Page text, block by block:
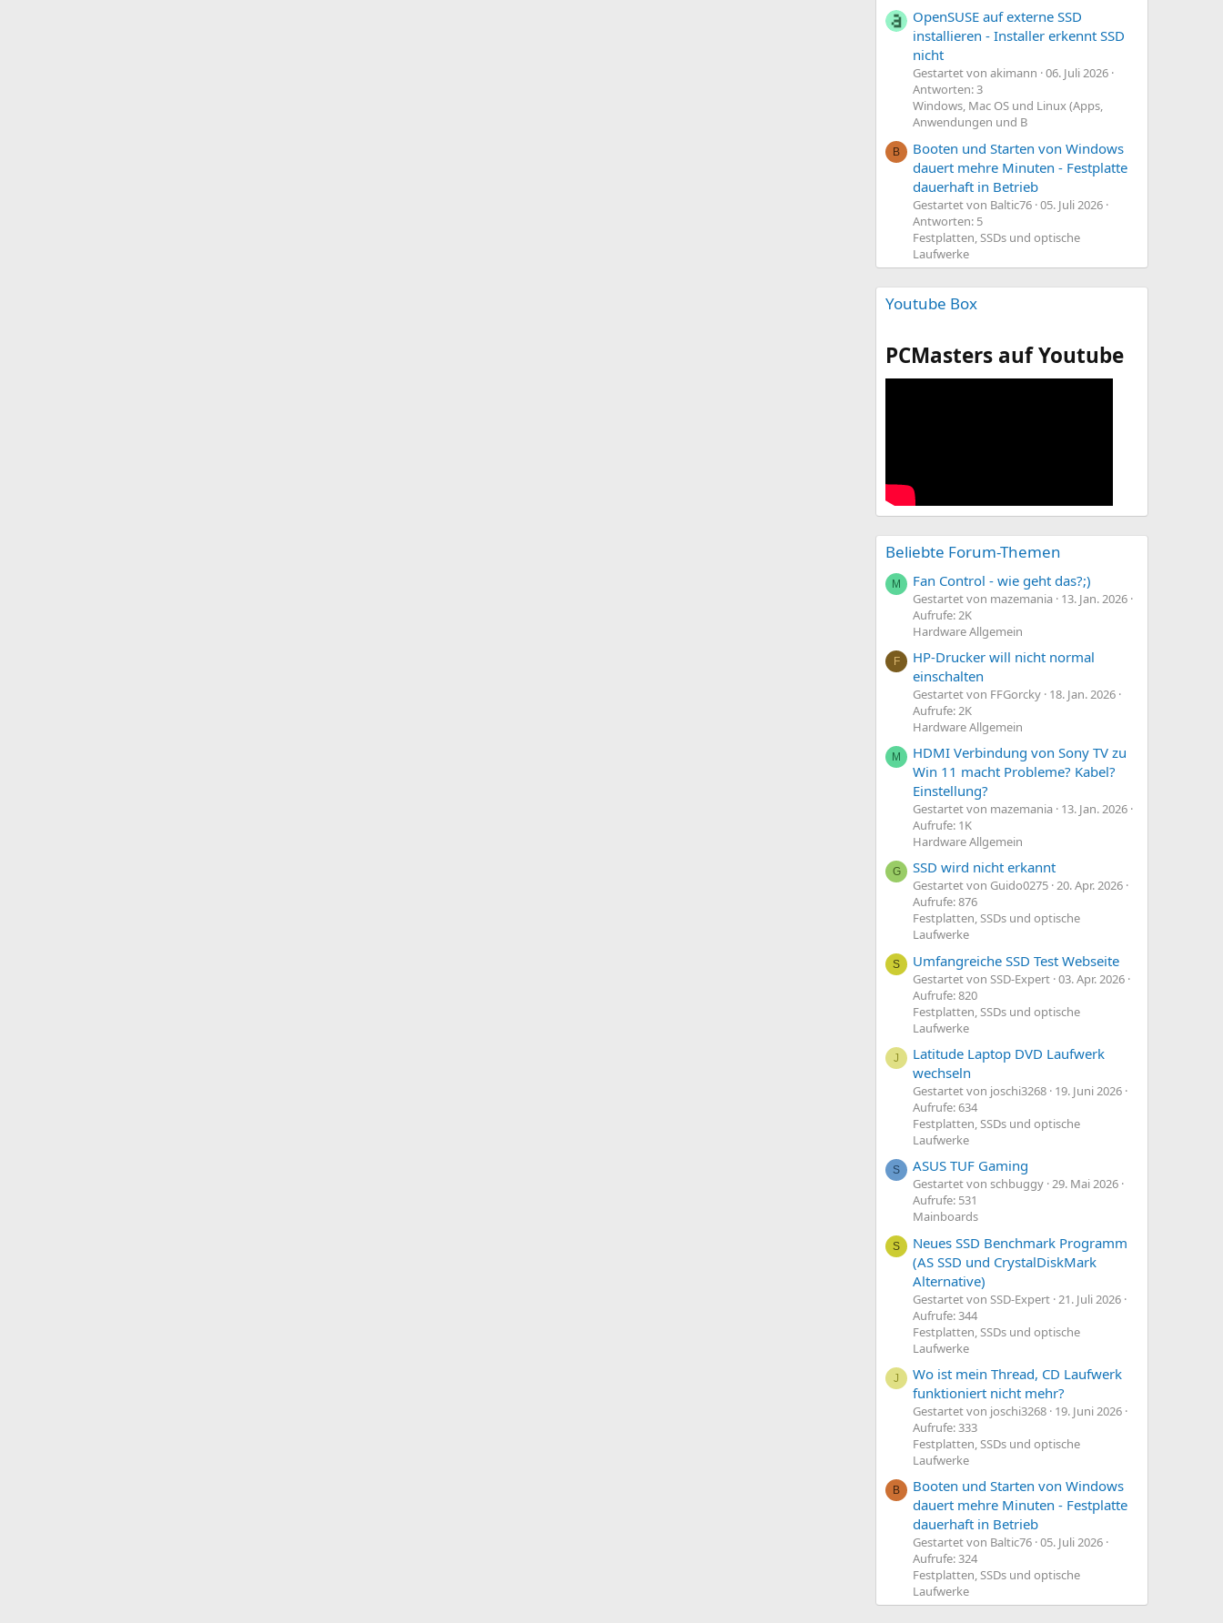
OpenSUSE auf externe SSD
installieren - Installer erkennt SSD
nicht
Gestartet von akimann 06. Juli 2026
Antworten: 3
Windows, Mac OS und Linux (Apps,
Anwendungen und B
B
Booten und Starten von Windows
dauert mehre Minuten - Festplatte
dauerhaft in Betrieb
Gestartet von Baltic76 05. Juli 2026
Antworten: 5
Festplatten, SSDs und optische
Laufwerke
Youtube Box
PCMasters auf Youtube
Beliebte Forum-Themen
M Fan Control - wie geht das?;)
Gestartet von mazemania 13. Jan. 2026
Aufrufe: 2K
Hardware Allgemein
F
HP-Drucker will nicht normal
einschalten
Gestartet von FFGorcky 18. Jan. 2026
Aufrufe: 2K
Hardware Allgemein
M
HDMI Verbindung von Sony TV zu
Win 11 macht Probleme? Kabel?
Einstellung?
Gestartet von mazemania 13. Jan. 2026
Aufrufe: 1K
Hardware Allgemein
G SSD wird nicht erkannt
Gestartet von Guido0275 20. Apr. 2026
Aufrufe: 876
Festplatten, SSDs und optische
Laufwerke
S Umfangreiche SSD Test Webseite
Gestartet von SSD-Expert 03. Apr. 2026
Aufrufe: 820
Festplatten, SSDs und optische
Laufwerke
J
Latitude Laptop DVD Laufwerk
wechseln
Gestartet von joschi3268 19. Juni 2026
Aufrufe: 634
Festplatten, SSDs und optische
Laufwerke
S ASUS TUF Gaming
Gestartet von schbuggy 29. Mai 2026
Aufrufe: 531
Mainboards
S
Neues SSD Benchmark Programm
(AS SSD und CrystalDiskMark
Alternative)
Gestartet von SSD-Expert 21. Juli 2026
Aufrufe: 344
Festplatten, SSDs und optische
Laufwerke
J
Wo ist mein Thread, CD Laufwerk
funktioniert nicht mehr?
Gestartet von joschi3268 19. Juni 2026
Aufrufe: 333
Festplatten, SSDs und optische
Laufwerke
B
Booten und Starten von Windows
dauert mehre Minuten - Festplatte
dauerhaft in Betrieb
Gestartet von Baltic76 05. Juli 2026
Aufrufe: 324
Festplatten, SSDs und optische
Laufwerke